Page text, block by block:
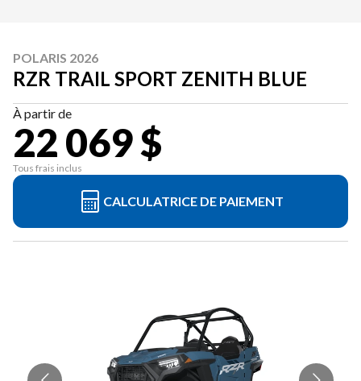
POLARIS 2026
RZR TRAIL SPORT ZENITH BLUE
À partir de
22 069 $
Tous frais inclus
CALCULATRICE DE PAIEMENT